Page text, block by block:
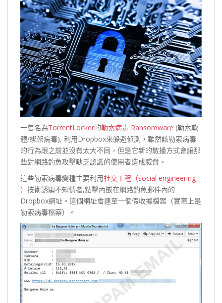
一隻名為TorrentLocker的勒索病毒 Ransomware (勒索軟
體/綁架病毒), 利用Dropbox來躲避偵測，雖然該勒索病毒
的行為跟之前並沒有太大不同，但是它新的散播方式會讓那
些對網路釣魚攻擊缺乏認識的使用者造成威脅。
這些勒索病毒變種主要利用社交工程（social engineering
） 技術誘騙不知情者,點擊內嵌在網路釣魚郵件內的
Dropbox網址。這個網址會連至一個假收據檔案（實際上是
勒索病毒檔案）。